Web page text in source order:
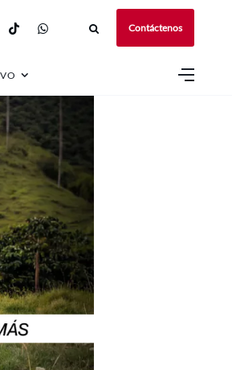
Contáctenos